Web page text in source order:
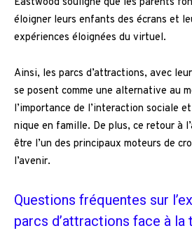
éloigner leurs enfants des écrans et
expériences éloignées du virtuel.
Ainsi, les parcs d’attractions, avec
se posent comme une alternative au
l’importance de l’interaction sociale
nique en famille. De plus, ce retour à
être l’un des principaux moteurs de
l’avenir.
Questions fréquentes sur
parcs d’attractions face à la